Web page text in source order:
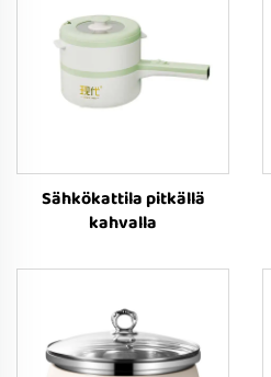
Sähkökattila pitkällä
kahvalla